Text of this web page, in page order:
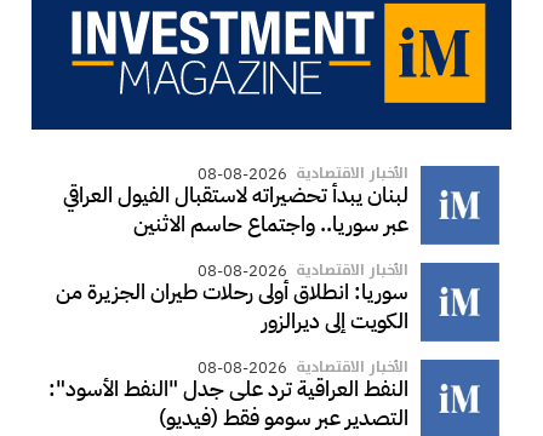
الأخبار الاقتصادية 08-08-2026
لبنان يبدأ تحضيراته لاستقبال الفيول العراقي
عبر سوريا.. واجتماع حاسم الاثنين
الأخبار الاقتصادية 08-08-2026
سوريا: انطلاق أولى رحلات طيران الجزيرة من
الكويت إلى ديرالزور
الأخبار الاقتصادية 08-08-2026
النفط العراقية ترد على جدل "النفط الأسود":
التصدير عبر سومو فقط (فيديو)